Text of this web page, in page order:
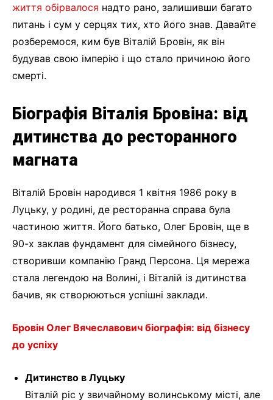
життя обірвалося надто рано, залишивши багато
питань і сум у серцях тих, хто його знав. Давайте
розберемося, ким був Віталій Бровін, як він
будував свою імперію і що стало причиною його
смерті.
Біографія Віталія Бровіна: від
дитинства до ресторанного
магната
Віталій Бровін народився 1 квітня 1986 року в
Луцьку, у родині, де ресторанна справа була
частиною життя. Його батько, Олег Бровін, ще в
90-х заклав фундамент для сімейного бізнесу,
створивши компанію Гранд Персона. Ця мережа
стала легендою на Волині, і Віталій із дитинства
бачив, як створюються успішні заклади.
Бровін Олег Вячеславович біографія: від бізнесу
до успіху
Дитинство в Луцьку
Віталій ріс у звичайному волинському місті, але